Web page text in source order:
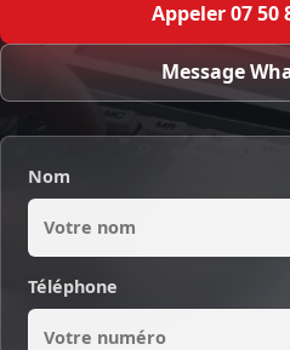
Appeler 07 50
Message
Nom
Téléphone